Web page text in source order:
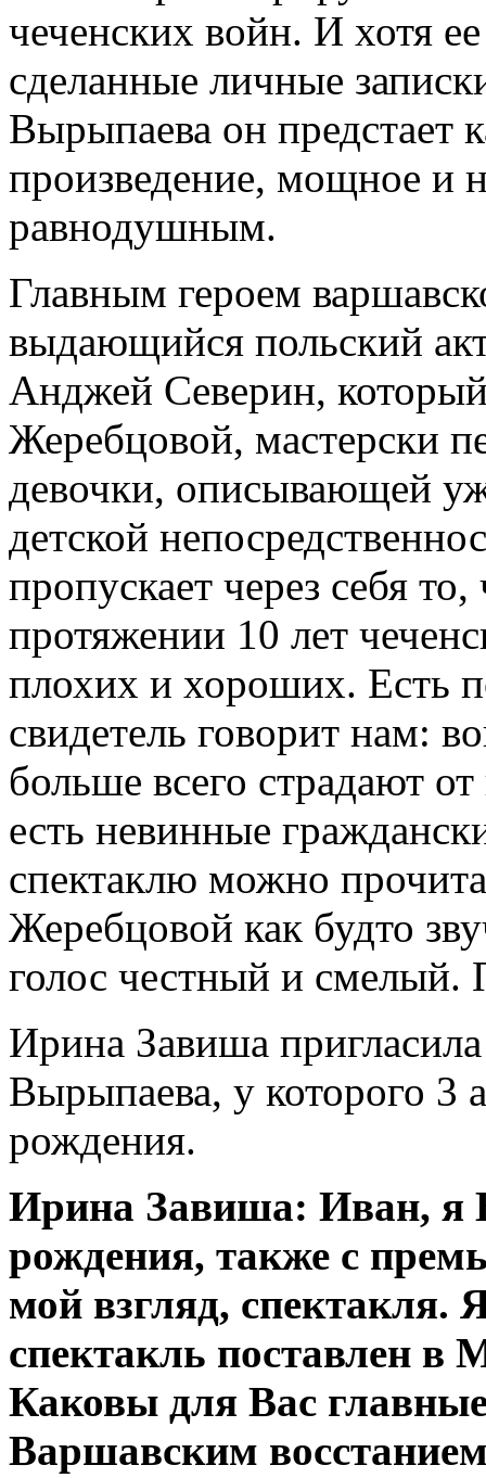
чеченских войн. И хотя
сделанные личные
Вырыпаева он предстает
произведение, мощное и
равнодушным.
Главным героем
выдающийся польский
Анджей Северин,
Жеребцовой, мастерски
девочки, описывающей
детской
пропускает через себя
протяжении 10 лет
плохих и хороших. Есть
свидетель говорит нам:
больше всего страдают
есть невинные
спектаклю можно
Жеребцовой как будто
голос честный и
Ирина Завиша
Вырыпаева, у которого 3
рождения.
Ирина Завиша: Иван, я
рождения, также с
мой взгляд, спектакля.
спектакль поставлен в
Каковы для Вас
Варшавским